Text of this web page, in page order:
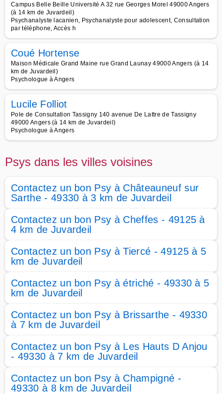
Campus Belle Beille Université A 32 rue Georges Morel 49000 Angers
(à 14 km de Juvardeil)
Psychanalyste lacanien, Psychanalyste pour adolescent, Consultation
par téléphone, Accès h
Coué Hortense
Maison Médicale Grand Maine rue Grand Launay 49000 Angers (à 14
km de Juvardeil)
Psychologue à Angers
Lucile Folliot
Pole de Consultation Tassigny 140 avenue De Lattre de Tassigny
49000 Angers (à 14 km de Juvardeil)
Psychologue à Angers
Psys dans les villes voisines
Contactez un bon Psy à Châteauneuf sur
Sarthe - 49330 à 3 km de Juvardeil
Contactez un bon Psy à Cheffes - 49125 à
4 km de Juvardeil
Contactez un bon Psy à Tiercé - 49125 à 5
km de Juvardeil
Contactez un bon Psy à étriché - 49330 à 5
km de Juvardeil
Contactez un bon Psy à Brissarthe - 49330
à 7 km de Juvardeil
Contactez un bon Psy à Les Hauts D Anjou
- 49330 à 7 km de Juvardeil
Contactez un bon Psy à Champigné -
49330 à 8 km de Juvardeil